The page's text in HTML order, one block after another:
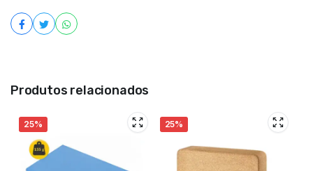
Produtos relacionados
25% 25%